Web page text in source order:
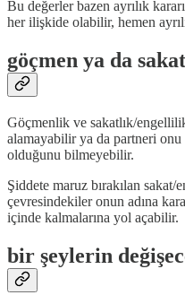
Bu değerler bazen ayrılık
her ilişkide olabilir, hemen
göçmen ya da
Göçmenlik ve sakatlık/
alamayabilir ya da partneri onu
olduğunu bilmeyebilir.
Şiddete maruz bırakılan
çevresindekiler onun adına
içinde kalmalarına yol açabilir.
bir şeylerin